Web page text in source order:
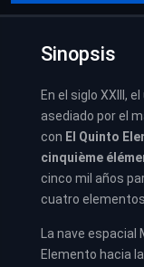
Sinopsis
En el siglo XXIII,
asediado por el
con El Quinto
cinquième
cinco mil años
cuatro
La nave
Elemento hacia